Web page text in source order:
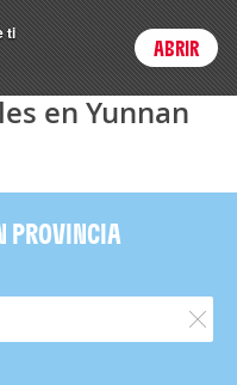
Login
en Yunnan
PROVINCIA
ti
ABRIR